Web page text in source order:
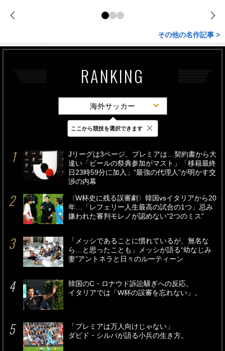
その他の名作記事 >
RANKING
海外サッカー
最新 24時間 週間
Jリーグは3ページ、プレミアは…契約書から大
違い「ビールの祭典参加がマスト」「移籍最終
日23時59分に加入」“最強の代理人”が明かす交
渉の内幕
〈W杯史に残る誤審劇〉韓国vsイタリアから20
年…「レフェリー人生最高の試合の1つ」忌み
嫌われた審判モレノが認めない“2つのミス”
「メッシであることに慣れているが、無名な
ら…と思ったことも」メッシが語る“幼なじみ
妻”アントネラと日々のルーティーン
韓国のC・ロナウド訴訟騒ぎへの反応。
イタリアでは「W杯の誤審を忘れない」。
「プレミアは万人向けじゃない」
ダビド・シルバが語る小兵の生き方。
ここから競技を選択できます ×